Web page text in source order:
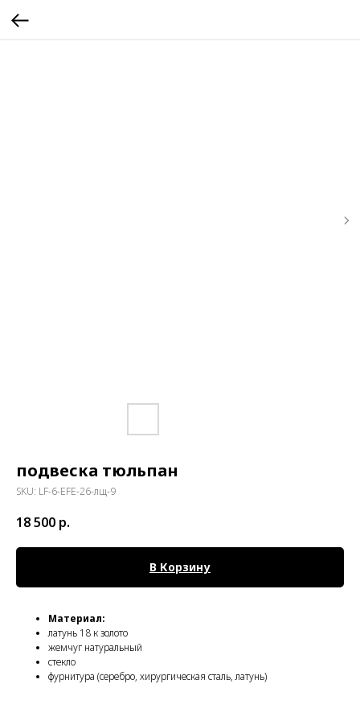
подвеска тюльпан
SKU: LF-6-EFE-26-лщ-9
18 500 р.
В Корзину
Материал:
латунь 18 к золото
жемчуг натуральный
стекло
фурнитура (серебро, хирургическая сталь, латунь)